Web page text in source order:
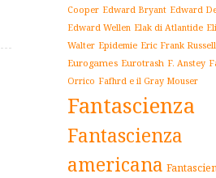
Cooper Edward Bryant Edward
Edward Wellen Elak di Atlantide
Walter Epidemie Eric Frank Russell
Eurogames Eurotrash F. Anstey
Orrico Fafhrd e il Gray Mouser
Fantascienza
Fantascienza
americana